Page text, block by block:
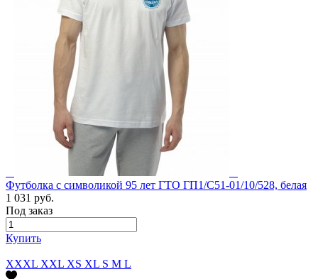
Футболка с символикой 95 лет ГТО ГП1/С51-01/10/528, белая
1 031 руб.
Под заказ
Купить
XXXL XXL XS XL S M L